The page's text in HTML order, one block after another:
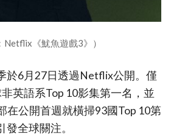
Netflix《魷魚遊戲3》）
於6月27日透過Netflix公開。僅
英語系Top 10影集第一名，並
在公開首週就橫掃93國Top 10第
全球關注。